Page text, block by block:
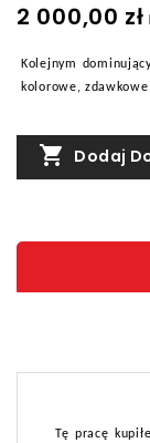
2 000,00 zł
Kolejnym
kolorowe,
 Dodaj
Tę pracę